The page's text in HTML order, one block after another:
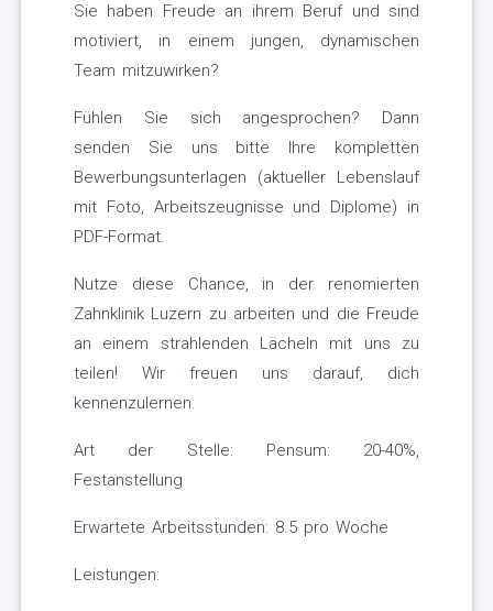
Sie haben Freude an ihrem Beruf und sind
motiviert, in einem jungen, dynamischen
Team mitzuwirken?
Fühlen Sie sich angesprochen? Dann
senden Sie uns bitte Ihre kompletten
Bewerbungsunterlagen (aktueller Lebenslauf
mit Foto, Arbeitszeugnisse und Diplome) in
PDF-Format.
Nutze diese Chance, in der renomierten
Zahnklinik Luzern zu arbeiten und die Freude
an einem strahlenden Lächeln mit uns zu
teilen! Wir freuen uns darauf, dich
kennenzulernen.
Art der Stelle: Pensum: 20-40%,
Festanstellung
Erwartete Arbeitsstunden: 8.5 pro Woche
Leistungen: